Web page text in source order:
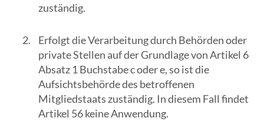
zu
von
zuständig.
Erfolgt die Verarbeitung durch Behörden oder
private Stellen auf der Grundlage von Artikel 6
Absatz 1 Buchstabe c oder e, so ist die
Aufsichtsbehörde des betroffenen
Mitgliedstaats zuständig. In diesem Fall findet
Artikel 56 keine Anwendung.